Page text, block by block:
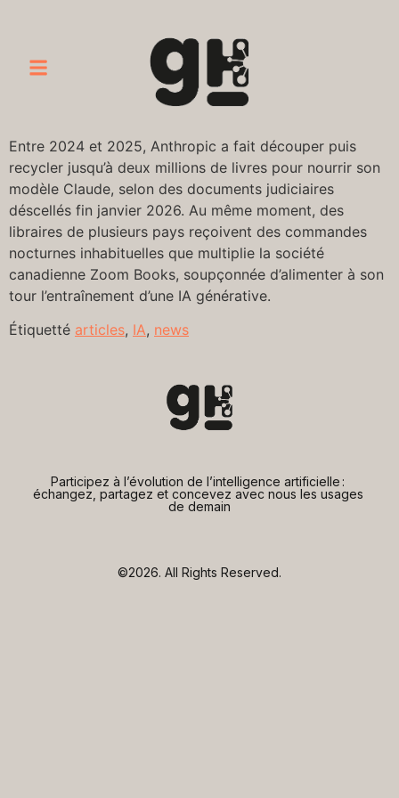
Entre 2024 et 2025, Anthropic a fait découper puis
recycler jusqu’à deux millions de livres pour nourrir son
modèle Claude, selon des documents judiciaires
déscellés fin janvier 2026. Au même moment, des
libraires de plusieurs pays reçoivent des commandes
nocturnes inhabituelles que multiplie la société
canadienne Zoom Books, soupçonnée d’alimenter à son
tour l’entraînement d’une IA générative.
Étiquetté articles, IA, news
Participez à l’évolution de l’intelligence artificielle :
échangez, partagez et concevez avec nous les usages
de demain
©2026. All Rights Reserved.